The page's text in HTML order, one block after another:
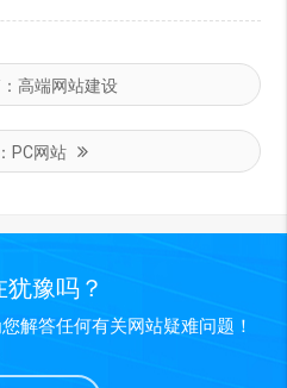
高端网站建设
PC网站
豫吗？
解答任何有关网站疑难问题！